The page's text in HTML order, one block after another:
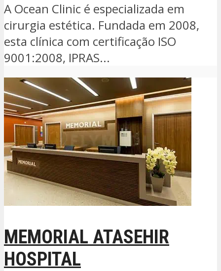
A Ocean Clinic é especializada em
cirurgia estética. Fundada em 2008,
esta clínica com certificação ISO
9001:2008, IPRAS...
MEMORIAL ATASEHIR
HOSPITAL